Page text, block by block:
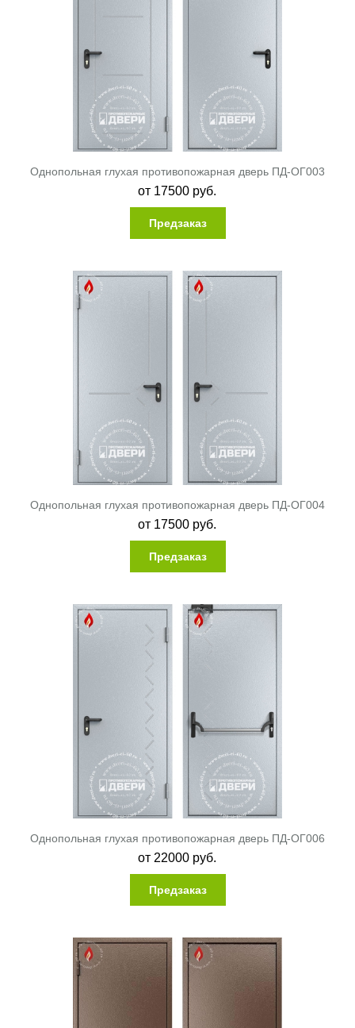
Однопольная глухая противопожарная дверь ПД-ОГ003
от 17500 руб.
Предзаказ
Однопольная глухая противопожарная дверь ПД-ОГ004
от 17500 руб.
Предзаказ
Однопольная глухая противопожарная дверь ПД-ОГ006
от 22000 руб.
Предзаказ